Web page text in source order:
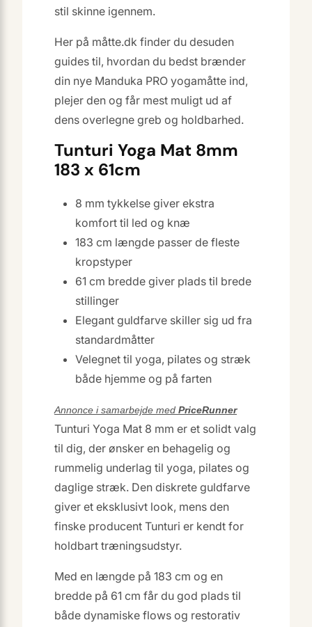
stil skinne igennem.
Her på måtte.dk finder du desuden
guides til, hvordan du bedst brænder
din nye Manduka PRO yogamåtte ind,
plejer den og får mest muligt ud af
dens overlegne greb og holdbarhed.
Tunturi Yoga Mat 8mm
183 x 61cm
8 mm tykkelse giver ekstra
komfort til led og knæ
183 cm længde passer de fleste
kropstyper
61 cm bredde giver plads til brede
stillinger
Elegant guldfarve skiller sig ud fra
standardmåtter
Velegnet til yoga, pilates og stræk
både hjemme og på farten
Annonce i samarbejde med PriceRunner
Tunturi Yoga Mat 8 mm er et solidt valg
til dig, der ønsker en behagelig og
rummelig underlag til yoga, pilates og
daglige stræk. Den diskrete guldfarve
giver et eksklusivt look, mens den
finske producent Tunturi er kendt for
holdbart træningsudstyr.
Med en længde på 183 cm og en
bredde på 61 cm får du god plads til
både dynamiske flows og restorativ